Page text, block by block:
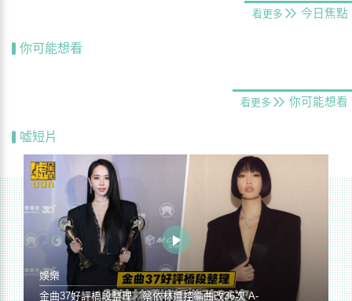
看更多 今日焦點
你可能想看
看更多 你可能想看
噓短片
娛樂
金曲37好評橋段整理／蔡依林遭控編曲改36次 A-